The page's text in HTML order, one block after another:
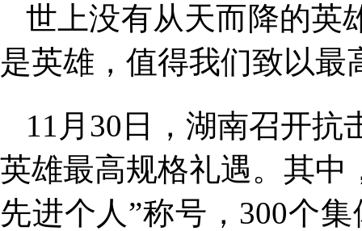
世上没有从天而降的英
是英雄，值得我们致以最
11月30日，湖南召开
英雄最高规格礼遇。其中
先进个人”称号，300个